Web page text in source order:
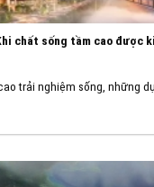
chất sống tầm cao được
trải nghiệm sống, những